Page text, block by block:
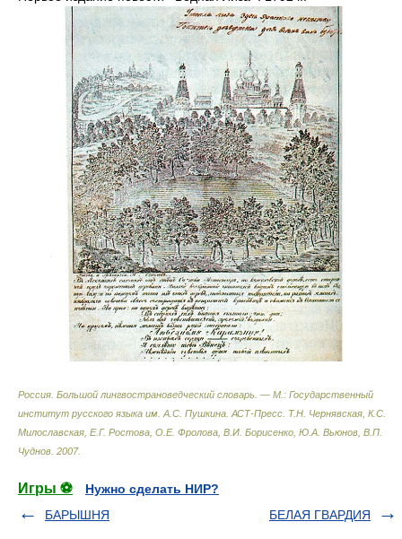
Россия. Большой лингвострановедческий словарь. — М.: Государственный
институт русского языка им. А.С. Пушкина. АСТ-Пресс Т.Н. Чернявская, К.С.
Милославская, Е.Г. Ростова, О.Е. Фролова, В.И. Борисенко, Ю.А. Вьюнов, В.П.
Чуднов 2007.
Игры ⚽
Нужно сделать НИР?
БАРЫШНЯ
БЕЛАЯ ГВАРДИЯ